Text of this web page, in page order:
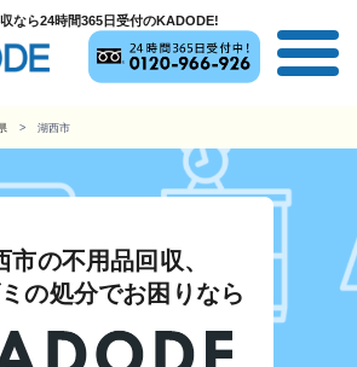
なら24時間365日受付のKADODE!
湖西市
市の不用品回収、
の処分でお困りなら